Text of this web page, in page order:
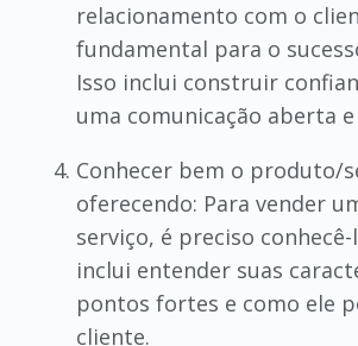
relacionamento com o
fundamental para o
Isso inclui construir
uma comunicação aberta
Conhecer bem o produto/
oferecendo: Para vender
serviço, é preciso
inclui entender suas
pontos fortes e como ele
cliente.